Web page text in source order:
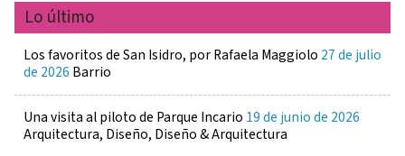
Lo último
Los favoritos de San Isidro, por Rafaela Maggiolo 27 de julio
de 2026 Barrio
Una visita al piloto de Parque Incario 19 de junio de 2026
Arquitectura, Diseño, Diseño & Arquitectura